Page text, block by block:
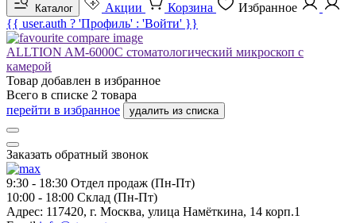
Каталог Акции Корзина
Избранное
{{ user.auth ? 'Профиль' : 'Войти' }}
ALLTION AM-6000C стоматологический микроскоп с
камерой
Товар добавлен в избранное
Всего в списке 2 товара
перейти в избранное
удалить из списка
Заказать обратный звонок
9:30 - 18:30 Отдел продаж (Пн-Пт)
10:00 - 18:00 Склад (Пн-Пт)
Адрес: 117420, г. Москва, улица Намёткина, 14 корп.1